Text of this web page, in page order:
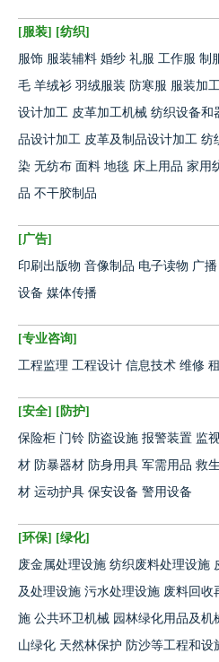
[服装] [纺织]
服饰 服装辅料 婚纱 礼服 工作服 制
毛 羊绒衫 羽绒服装 防寒服 服装加
设计加工 皮革加工机械 纺织设备和
品设计加工 皮革及制品设计加工 纺
染 无纺布 面料 地毯 床上用品 家用
品 不干胶制品
[广告]
印刷出版物 音像制品 电子读物 广播
设备 媒体传播
[专业咨询]
工程监理 工程设计 信息技术 维修
[安全] [ 防护]
保险柜 门铃 防盗设施 报警装置 监
材 防暴器材 防身用具 军需用品 救
材 运动护具 保安设备 警用设备
[环保] [绿化]
废金属处理设施 纺织废料处理设施
及处理设施 污水处理设施 废料回收
施 公共环卫机械 园林绿化用品及机
山绿化 天然林保护 防沙等工程和设